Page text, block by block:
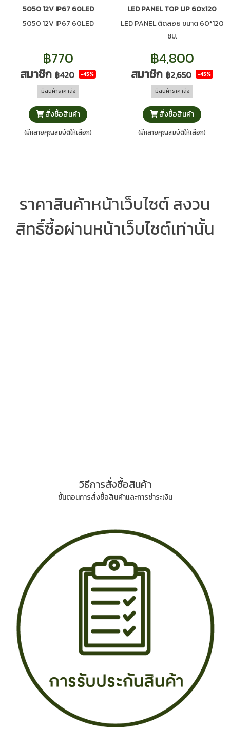
5050 12V IP67 60LED
5050 12V IP67 60LED
฿770
สมาชิก ฿420 -45%
มีสินค้าราคาส่ง
สั่งซื้อสินค้า
(มีหลายคุณสมบัติให้เลือก)
LED PANEL TOP UP 60x120
LED PANEL ติดลอย ขนาด 60*120
ซม.
฿4,800
สมาชิก ฿2,650 -45%
มีสินค้าราคาส่ง
สั่งซื้อสินค้า
(มีหลายคุณสมบัติให้เลือก)
ราคาสินค้าหน้าเว็บไซต์ สงวน
สิทธิ์ซื้อผ่านหน้าเว็บไซต์เท่านั้น
วิธีการสั่งซื้อสินค้า
ขั้นตอนการสั่งซื้อสินค้าและการชำระเงิน